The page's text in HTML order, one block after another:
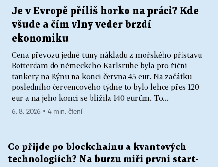
Je v Evropě příliš horko na práci? Kde
všude a čím vlny veder brzdí
ekonomiku
Cena převozu jedné tuny nákladu z mořského přístavu
Rotterdam do německého Karlsruhe byla pro říční
tankery na Rýnu na konci června 45 eur. Na začátku
posledního červencového týdne to bylo lehce přes 120
eur a na jeho konci se blížila 140 eurům. To...
6. 8. 2026 ▪ 4 min. čtení
Co přijde po blockchainu a kvantových
technologiích? Na burzu míří první start-